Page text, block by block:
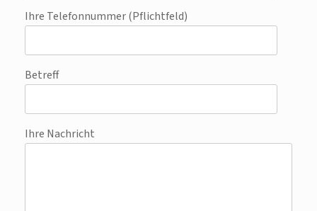
Ihre Telefonnummer (Pflichtfeld)
Betreff
Ihre Nachricht